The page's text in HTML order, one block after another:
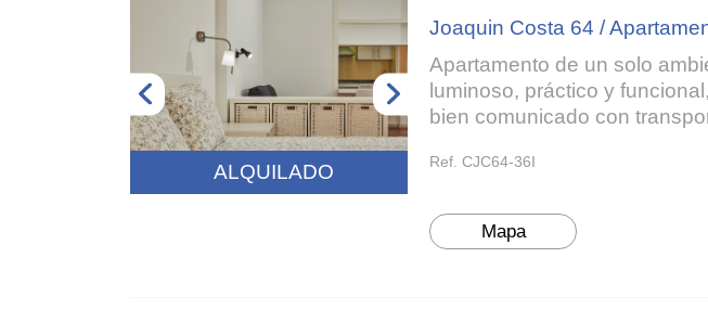
ALQUILADO
Joaquin Costa 64 /
Apartamento de un solo
luminoso, práctico y
bien comunicado con
Ref. CJC64-36I
Mapa